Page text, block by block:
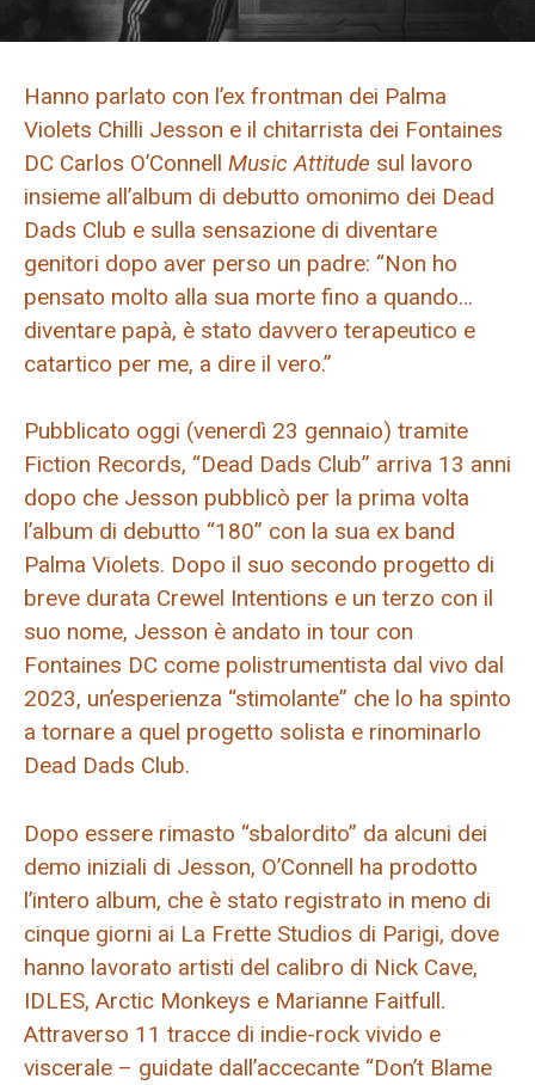
Hanno parlato con l’ex frontman dei Palma
Violets Chilli Jesson e il chitarrista dei Fontaines
DC Carlos O’Connell Music Attitude sul lavoro
insieme all’album di debutto omonimo dei Dead
Dads Club e sulla sensazione di diventare
genitori dopo aver perso un padre: “Non ho
pensato molto alla sua morte fino a quando…
diventare papà, è stato davvero terapeutico e
catartico per me, a dire il vero.”
Pubblicato oggi (venerdì 23 gennaio) tramite
Fiction Records, “Dead Dads Club” arriva 13 anni
dopo che Jesson pubblicò per la prima volta
l’album di debutto “180” con la sua ex band
Palma Violets. Dopo il suo secondo progetto di
breve durata Crewel Intentions e un terzo con il
suo nome, Jesson è andato in tour con
Fontaines DC come polistrumentista dal vivo dal
2023, un’esperienza “stimolante” che lo ha spinto
a tornare a quel progetto solista e rinominarlo
Dead Dads Club.
Dopo essere rimasto “sbalordito” da alcuni dei
demo iniziali di Jesson, O’Connell ha prodotto
l’intero album, che è stato registrato in meno di
cinque giorni ai La Frette Studios di Parigi, dove
hanno lavorato artisti del calibro di Nick Cave,
IDLES, Arctic Monkeys e Marianne Faitfull.
Attraverso 11 tracce di indie-rock vivido e
viscerale – guidate dall’accecante “Don’t Blame